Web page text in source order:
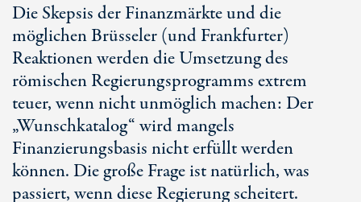
Die Skepsis der Finanzmärkte und die
möglichen Brüsseler (und Frankfurter)
Reaktionen werden die Umsetzung des
römischen Regierungsprogramms extrem
teuer, wenn nicht unmöglich machen: Der
„Wunschkatalog“ wird mangels
Finanzierungsbasis nicht erfüllt werden
können. Die große Frage ist natürlich, was
passiert, wenn diese Regierung scheitert.